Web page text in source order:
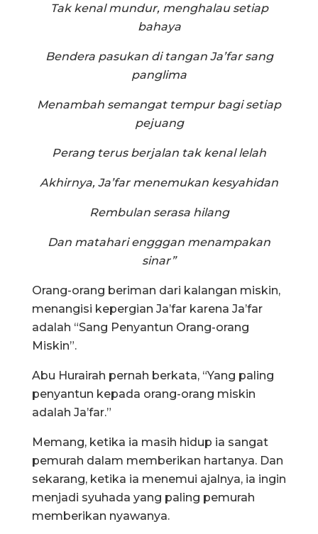
Tak kenal mundur, menghalau setiap
bahaya
Bendera pasukan di tangan Ja’far sang
panglima
Menambah semangat tempur bagi setiap
pejuang
Perang terus berjalan tak kenal lelah
Akhirnya, Ja’far menemukan kesyahidan
Rembulan serasa hilang
Dan matahari engggan menampakan
sinar”
Orang-orang beriman dari kalangan miskin,
menangisi kepergian Ja’far karena Ja’far
adalah “Sang Penyantun Orang-orang
Miskin”.
Abu Hurairah pernah berkata, “Yang paling
penyantun kepada orang-orang miskin
adalah Ja’far.”
Memang, ketika ia masih hidup ia sangat
pemurah dalam memberikan hartanya. Dan
sekarang, ketika ia menemui ajalnya, ia ingin
menjadi syuhada yang paling pemurah
memberikan nyawanya.